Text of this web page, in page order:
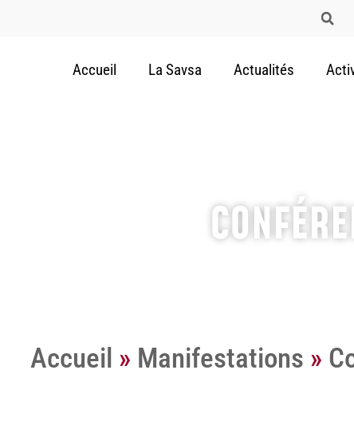
Accueil La Savsa Actualités
Accueil » Manifestations »